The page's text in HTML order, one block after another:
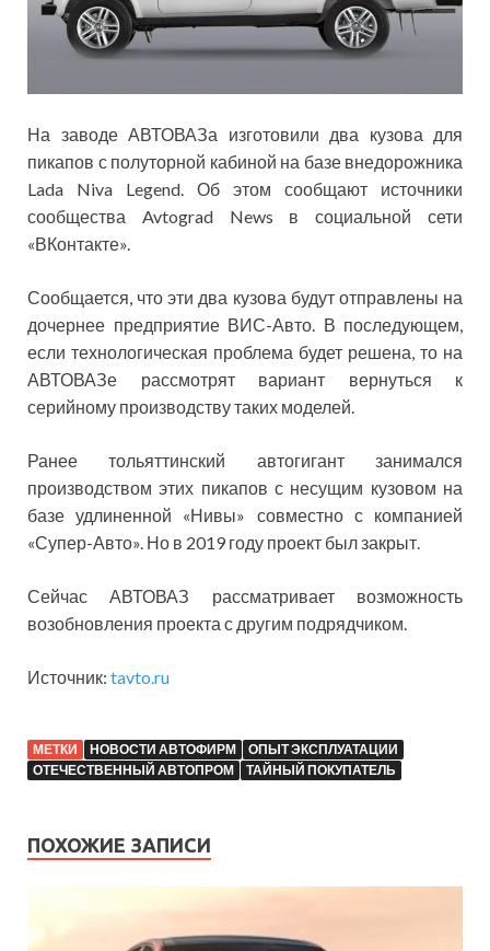
На заводе АВТОВАЗа изготовили два кузова для
пикапов с полуторной кабиной на базе внедорожника
Lada Niva Legend. Об этом сообщают источники
сообщества Avtograd News в социальной сети
«ВКонтакте».
Сообщается, что эти два кузова будут отправлены на
дочернее предприятие ВИС-Авто. В последующем,
если технологическая проблема будет решена, то на
АВТОВАЗе рассмотрят вариант вернуться к
серийному производству таких моделей.
Ранее тольяттинский автогигант занимался
производством этих пикапов с несущим кузовом на
базе удлиненной «Нивы» совместно с компанией
«Супер-Авто». Но в 2019 году проект был закрыт.
Сейчас АВТОВАЗ рассматривает возможность
возобновления проекта с другим подрядчиком.
Источник: tavto.ru
МЕТКИ НОВОСТИ АВТОФИРМ
ОПЫТ ЭКСПЛУАТАЦИИ
ОТЕЧЕСТВЕННЫЙ АВТОПРОМ
ТАЙНЫЙ ПОКУПАТЕЛЬ
ПОХОЖИЕ ЗАПИСИ